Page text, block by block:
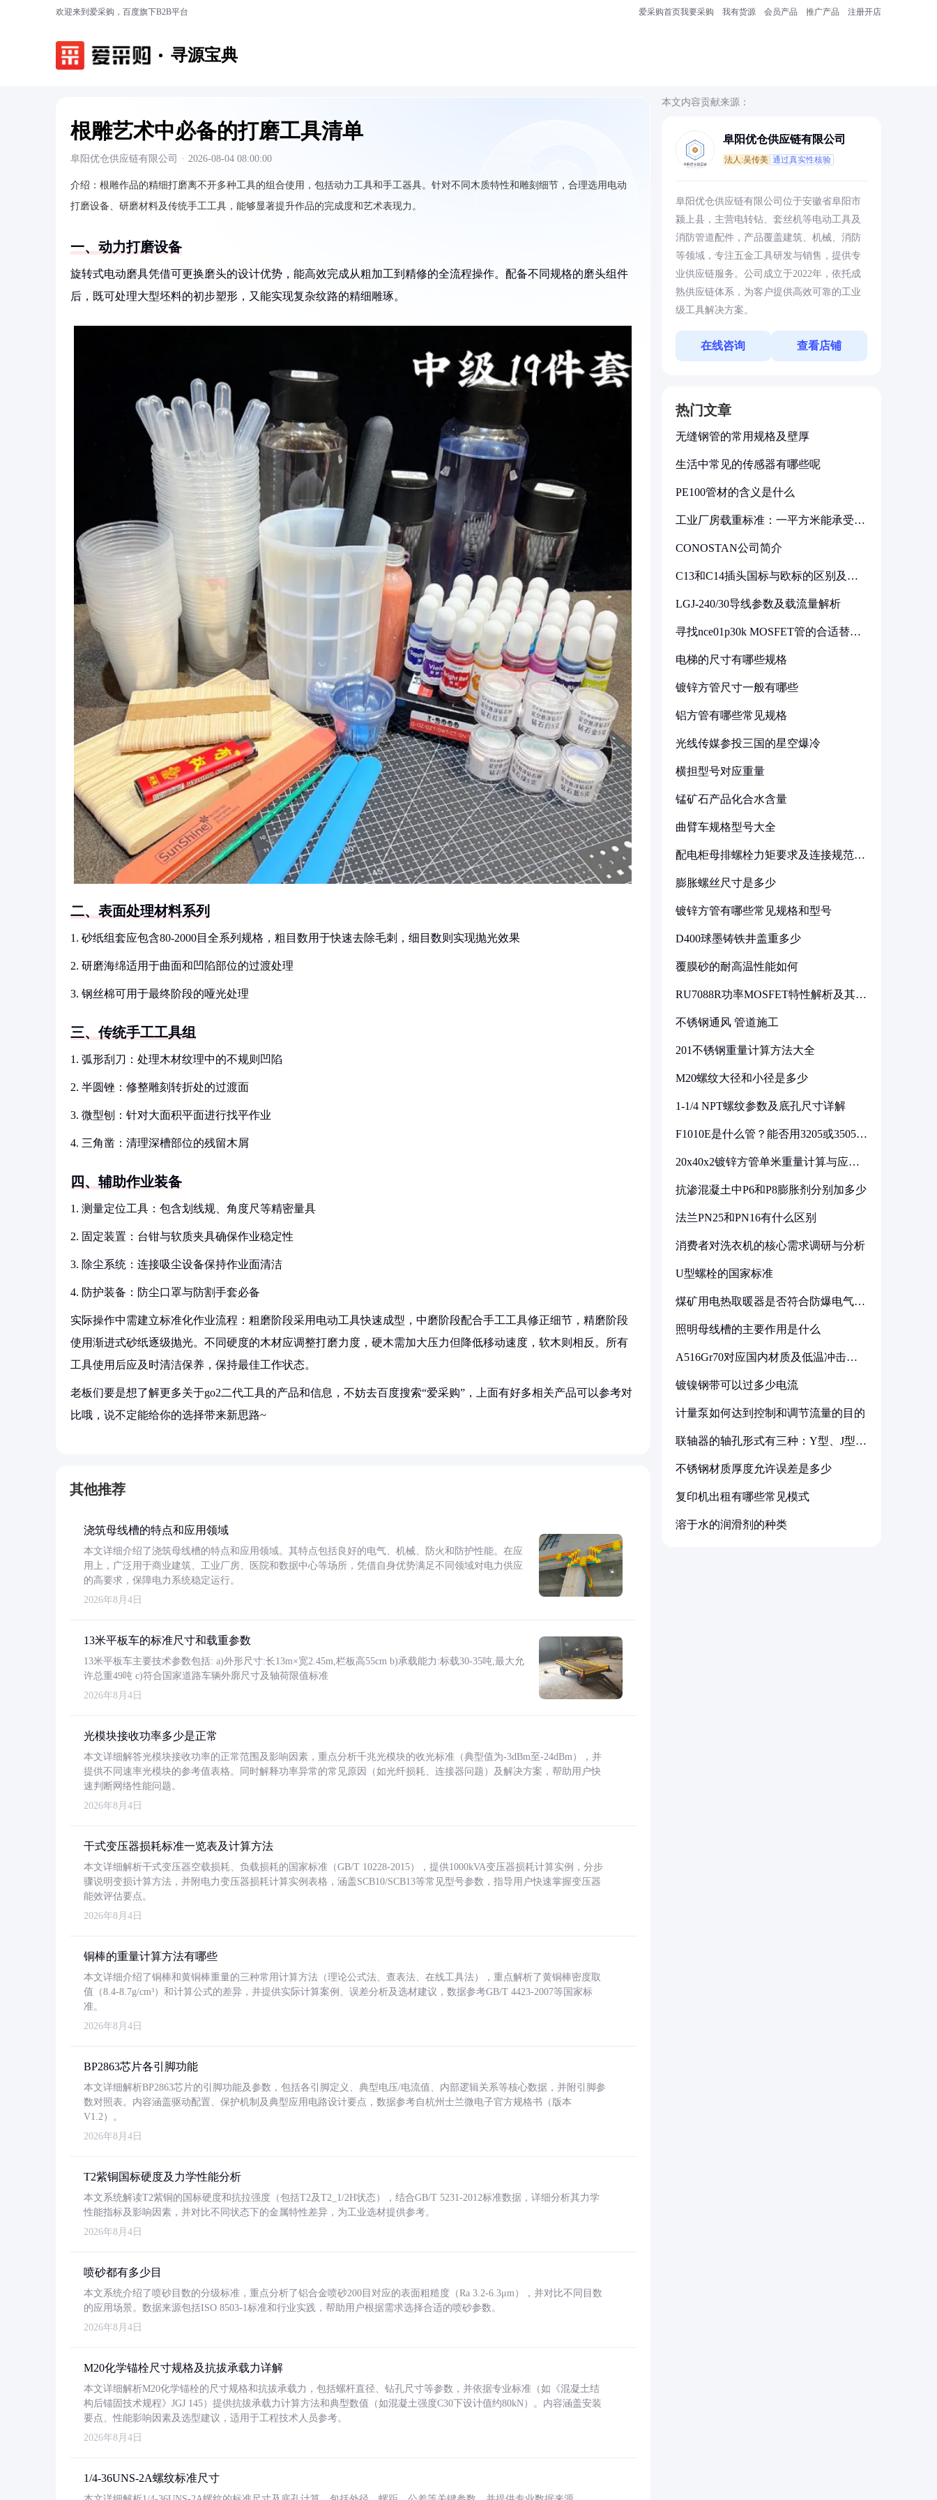
欢迎来到爱采购，百度旗下B2B平台 爱采购首页我要采购 我有货源 会员产品 推广产品 注册开店
寻源宝典
根雕艺术中必备的打磨工具清单
阜阳优仓供应链有限公司 · 2026-08-04 08:00:00
介绍： 根雕作品的精细打磨离不开多种工具的组合使用，包括动力工具和手工器具。针对不同木质特性和雕刻细节，合理选用电动
打磨设备、研磨材料及传统手工工具，能够显著提升作品的完成度和艺术表现力。
一、动力打磨设备
旋转式电动磨具凭借可更换磨头的设计优势，能高效完成从粗加工到精修的全流程操作。配备不同规格的磨头组件
后，既可处理大型坯料的初步塑形，又能实现复杂纹路的精细雕琢。
二、表面处理材料系列
1. 砂纸组套应包含80-2000目全系列规格，粗目数用于快速去除毛刺，细目数则实现抛光效果
2. 研磨海绵适用于曲面和凹陷部位的过渡处理
3. 钢丝棉可用于最终阶段的哑光处理
三、传统手工工具组
1. 弧形刮刀：处理木材纹理中的不规则凹陷
2. 半圆锉：修整雕刻转折处的过渡面
3. 微型刨：针对大面积平面进行找平作业
4. 三角凿：清理深槽部位的残留木屑
四、辅助作业装备
1. 测量定位工具：包含划线规、角度尺等精密量具
2. 固定装置：台钳与软质夹具确保作业稳定性
3. 除尘系统：连接吸尘设备保持作业面清洁
4. 防护装备：防尘口罩与防割手套必备
实际操作中需建立标准化作业流程：粗磨阶段采用电动工具快速成型，中磨阶段配合手工工具修正细节，精磨阶段
使用渐进式砂纸逐级抛光。不同硬度的木材应调整打磨力度，硬木需加大压力但降低移动速度，软木则相反。所有
工具使用后应及时清洁保养，保持最佳工作状态。
老板们要是想了解更多关于go2二代工具的产品和信息，不妨去百度搜索“爱采购”，上面有好多相关产品可以参考对
比哦，说不定能给你的选择带来新思路~
其他推荐
浇筑母线槽的特点和应用领域
本文详细介绍了浇筑母线槽的特点和应用领域。其特点包括良好的电气、机械、防火和防护性能。在应
用上，广泛用于商业建筑、工业厂房、医院和数据中心等场所，凭借自身优势满足不同领域对电力供应
的高要求，保障电力系统稳定运行。
2026年8月4日
13米平板车的标准尺寸和载重参数
13米平板车主要技术参数包括: a)外形尺寸:长13m×宽2.45m,栏板高55cm b)承载能力:标载30-35吨,最大允
许总重49吨 c)符合国家道路车辆外廓尺寸及轴荷限值标准
2026年8月4日
光模块接收功率多少是正常
本文详细解答光模块接收功率的正常范围及影响因素，重点分析千兆光模块的收光标准（典型值为-3dBm至-24dBm），并
提供不同速率光模块的参考值表格。同时解释功率异常的常见原因（如光纤损耗、连接器问题）及解决方案，帮助用户快
速判断网络性能问题。
2026年8月4日
干式变压器损耗标准一览表及计算方法
本文详细解析干式变压器空载损耗、负载损耗的国家标准（GB/T 10228-2015），提供1000kVA变压器损耗计算实例，分步
骤说明变损计算方法，并附电力变压器损耗计算实例表格，涵盖SCB10/SCB13等常见型号参数，指导用户快速掌握变压器
能效评估要点。
2026年8月4日
铜棒的重量计算方法有哪些
本文详细介绍了铜棒和黄铜棒重量的三种常用计算方法（理论公式法、查表法、在线工具法），重点解析了黄铜棒密度取
值（8.4-8.7g/cm³）和计算公式的差异，并提供实际计算案例、误差分析及选材建议，数据参考GB/T 4423-2007等国家标
准。
2026年8月4日
BP2863芯片各引脚功能
本文详细解析BP2863芯片的引脚功能及参数，包括各引脚定义、典型电压/电流值、内部逻辑关系等核心数据，并附引脚参
数对照表。内容涵盖驱动配置、保护机制及典型应用电路设计要点，数据参考自杭州士兰微电子官方规格书（版本
V1.2）。
2026年8月4日
T2紫铜国标硬度及力学性能分析
本文系统解读T2紫铜的国标硬度和抗拉强度（包括T2及T2_1/2H状态），结合GB/T 5231-2012标准数据，详细分析其力学
性能指标及影响因素，并对比不同状态下的金属特性差异，为工业选材提供参考。
2026年8月4日
喷砂都有多少目
本文系统介绍了喷砂目数的分级标准，重点分析了铝合金喷砂200目对应的表面粗糙度（Ra 3.2-6.3μm），并对比不同目数
的应用场景。数据来源包括ISO 8503-1标准和行业实践，帮助用户根据需求选择合适的喷砂参数。
2026年8月4日
M20化学锚栓尺寸规格及抗拔承载力详解
本文详细解析M20化学锚栓的尺寸规格和抗拔承载力，包括螺杆直径、钻孔尺寸等参数，并依据专业标准（如《混凝土结
构后锚固技术规程》JGJ 145）提供抗拔承载力计算方法和典型数值（如混凝土强度C30下设计值约80kN）。内容涵盖安装
要点、性能影响因素及选型建议，适用于工程技术人员参考。
2026年8月4日
1/4-36UNS-2A螺纹标准尺寸
本文内容贡献来源：
阜阳优仓供应链有限公司
法人:吴传美 通过真实性核验
阜阳优仓供应链有限公司位于安徽省阜阳市
颍上县，主营电转钻、套丝机等电动工具及
消防管道配件，产品覆盖建筑、机械、消防
等领域，专注五金工具研发与销售，提供专
业供应链服务。公司成立于2022年，依托成
熟供应链体系，为客户提供高效可靠的工业
级工具解决方案。
在线咨询 查看店铺
热门文章
无缝钢管的常用规格及壁厚
生活中常见的传感器有哪些呢
PE100管材的含义是什么
工业厂房载重标准：一平方米能承受多
CONOSTAN公司简介
C13和C14插头国标与欧标的区别及其
LGJ-240/30导线参数及载流量解析
寻找nce01p30k MOSFET管的合适替代
电梯的尺寸有哪些规格
镀锌方管尺寸一般有哪些
铝方管有哪些常见规格
光线传媒参投三国的星空爆冷
横担型号对应重量
锰矿石产品化合水含量
曲臂车规格型号大全
配电柜母排螺栓力矩要求及连接规范详
膨胀螺丝尺寸是多少
镀锌方管有哪些常见规格和型号
D400球墨铸铁井盖重多少
覆膜砂的耐高温性能如何
RU7088R功率MOSFET特性解析及其在
不锈钢通风 管道施工
201不锈钢重量计算方法大全
M20螺纹大径和小径是多少
1-1/4 NPT螺纹参数及底孔尺寸详解
F1010E是什么管？能否用3205或3505代
20x40x2镀锌方管单米重量计算与应用
抗渗混凝土中P6和P8膨胀剂分别加多少
法兰PN25和PN16有什么区别
消费者对洗衣机的核心需求调研与分析
U型螺栓的国家标准
煤矿用电热取暖器是否符合防爆电气设
照明母线槽的主要作用是什么
A516Gr70对应国内材质及低温冲击要
镀镍钢带可以过多少电流
计量泵如何达到控制和调节流量的目的
联轴器的轴孔形式有三种：Y型、J型、
不锈钢材质厚度允许误差是多少
复印机出租有哪些常见模式
溶于水的润滑剂的种类